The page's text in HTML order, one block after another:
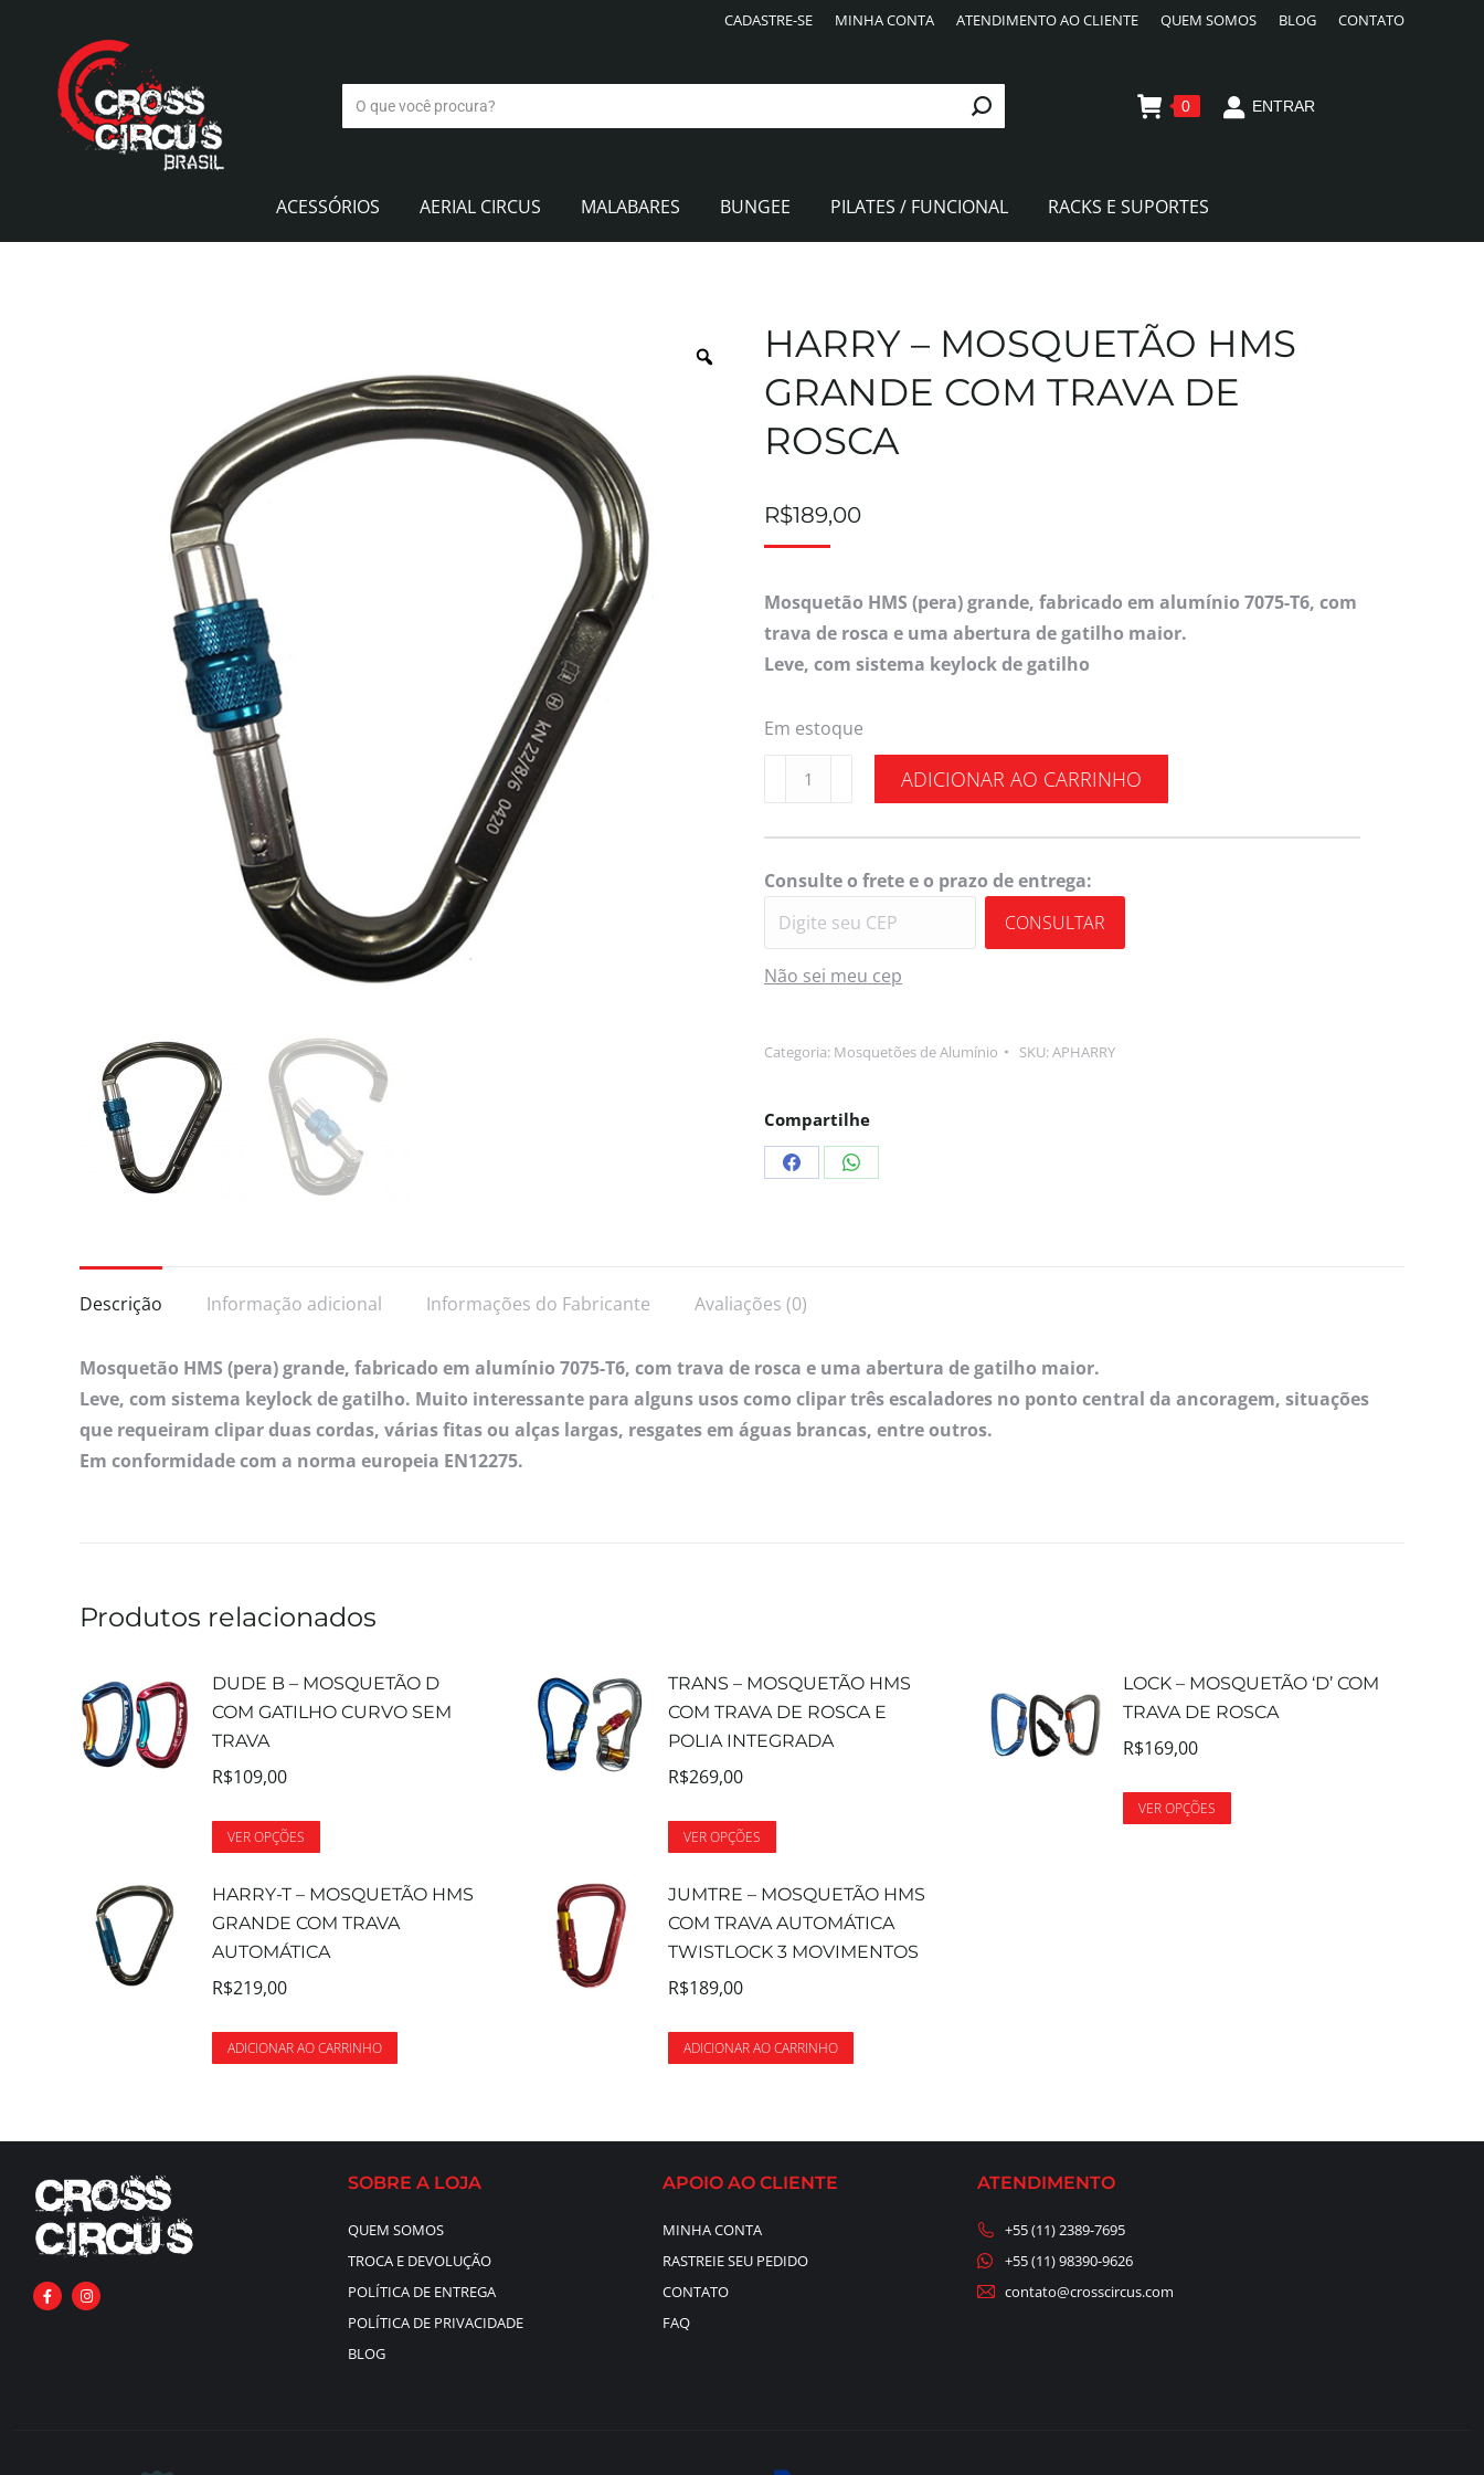
CADASTRE-SE MINHA CONTA ATENDIMENTO AO CLIENTE QUEM SOMOS BLOG CONTATO
0 ENTRAR
ACESSÓRIOS AERIAL CIRCUS MALABARES BUNGEE PILATES / FUNCIONAL RACKS E SUPORTES
HARRY – MOSQUETÃO HMS
GRANDE COM TRAVA DE
ROSCA
R$189,00
Mosquetão HMS (pera) grande, fabricado em alumínio 7075-T6, com
trava de rosca e uma abertura de gatilho maior.
Leve, com sistema keylock de gatilho
Em estoque
ADICIONAR AO CARRINHO
Consulte o frete e o prazo de entrega:
CONSULTAR
Não sei meu cep
Categoria: Mosquetões de Alumínio SKU:APHARRY
Compartilhe
Descrição Informação adicional Informações do Fabricante Avaliações (0)
Mosquetão HMS (pera) grande, fabricado em alumínio 7075-T6, com trava de rosca e uma abertura de gatilho maior.
Leve, com sistema keylock de gatilho. Muito interessante para alguns usos como clipar três escaladores no ponto central da ancoragem, situações
que requeiram clipar duas cordas, várias fitas ou alças largas, resgates em águas brancas, entre outros.
Em conformidade com a norma europeia EN12275.
Produtos relacionados
DUDE B – MOSQUETÃO D
COM GATILHO CURVO SEM
TRAVA
R$109,00
VER OPÇÕES
TRANS – MOSQUETÃO HMS
COM TRAVA DE ROSCA E
POLIA INTEGRADA
R$269,00
VER OPÇÕES
LOCK – MOSQUETÃO ‘D’ COM
TRAVA DE ROSCA
R$169,00
VER OPÇÕES
HARRY-T – MOSQUETÃO HMS
GRANDE COM TRAVA
AUTOMÁTICA
R$219,00
ADICIONAR AO CARRINHO
JUMTRE – MOSQUETÃO HMS
COM TRAVA AUTOMÁTICA
TWISTLOCK 3 MOVIMENTOS
R$189,00
ADICIONAR AO CARRINHO
SOBRE A LOJA
QUEM SOMOS
TROCA E DEVOLUÇÃO
POLÍTICA DE ENTREGA
POLÍTICA DE PRIVACIDADE
BLOG
APOIO AO CLIENTE
MINHA CONTA
RASTREIE SEU PEDIDO
CONTATO
FAQ
ATENDIMENTO
+55 (11) 2389-7695
+55 (11) 98390-9626
contato@crosscircus.com